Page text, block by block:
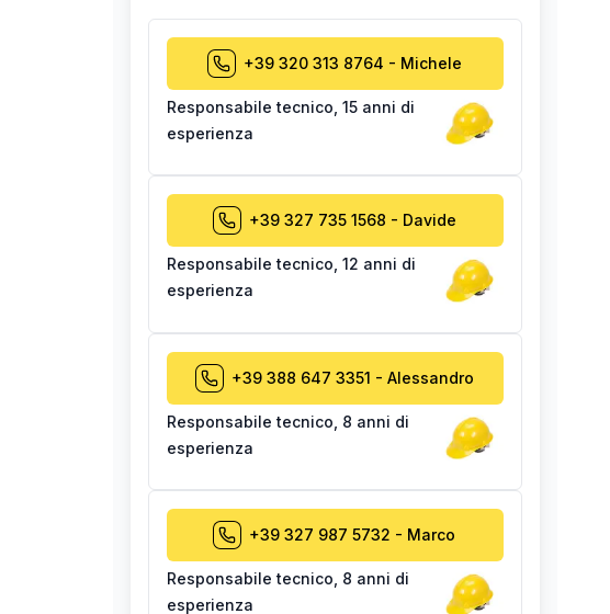
+39 320 313 8764 - Michele
Responsabile tecnico 15 anni di
esperienza
+39 327 735 1568 - Davide
Responsabile tecnico 12 anni di
esperienza
+39 388 647 3351 - Alessandro
Responsabile tecnico 8 anni di
esperienza
+39 327 987 5732 - Marco
Responsabile tecnico 8 anni di
esperienza